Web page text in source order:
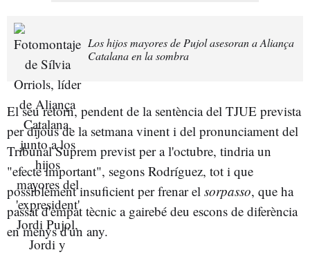
Los hijos mayores de Pujol asesoran a Aliança
Catalana en la sombra
El seu retorn, pendent de la sentència del TJUE prevista
per dijous de la setmana vinent i del pronunciament del
Tribunal Suprem previst per a l'octubre, tindria un
"efecte important", segons Rodríguez, tot i que
possiblement insuficient per frenar el sorpasso, que ha
passat d'empat tècnic a gairebé deu escons de diferència
en menys d'un any.